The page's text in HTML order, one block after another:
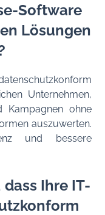
Software
Lösungen
Unternehmen,
Kampagnen ohne
auszuwerten.
und bessere
Ihre IT-